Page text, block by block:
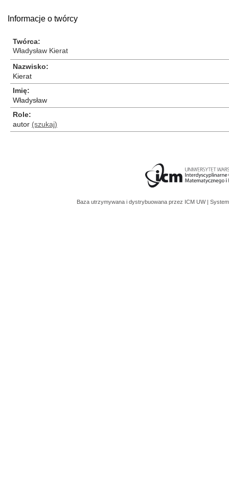
Informacje o twórcy
Twórca
Władysław Kierat
Nazwisko
Kierat
Imię
Władysław
Role
autor (szukaj)
Baza utrzymywana i dystrybuowana przez ICM UW |